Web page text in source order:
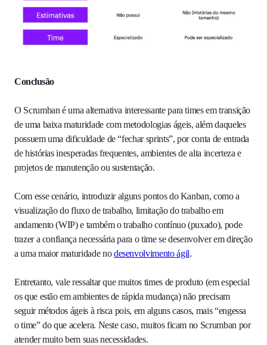
Conclusão
O Scrumban é uma alternativa interessante para times em transição
de uma baixa maturidade com metodologias ágeis, além daqueles
possuem uma dificuldade de “fechar sprints”, por conta de entrada
de histórias inesperadas frequentes, ambientes de alta incerteza e
projetos de manutenção ou sustentação.
Com esse cenário, introduzir alguns pontos do Kanban, como a
visualização do fluxo de trabalho, limitação do trabalho em
andamento (WIP) e também o trabalho contínuo (puxado), pode
trazer a confiança necessária para o time se desenvolver em direção
a uma maior maturidade nodesenvolvimento ágil.
Entretanto, vale ressaltar que muitos times de produto (em especial
os que estão em ambientes de rápida mudança) não precisam
seguir métodos ágeis à risca pois, em alguns casos, mais “engessa
o time” do que acelera. Neste caso, muitos ficam no Scrumban por
atender muito bem suas necessidades.